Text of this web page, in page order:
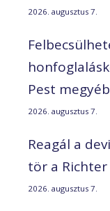
2026. augusztus 7.
Pest
2026. augusztus 7.
Reagál a
tör a Richter
2026. augusztus 7.